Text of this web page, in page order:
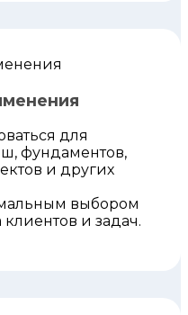
для
фундаментов,
и других
выбором
и задач.